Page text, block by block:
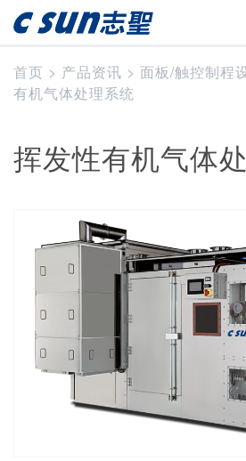
首页 > 产品资讯 > 面板/触控制程
有机气体处理系统
挥发性有机气体